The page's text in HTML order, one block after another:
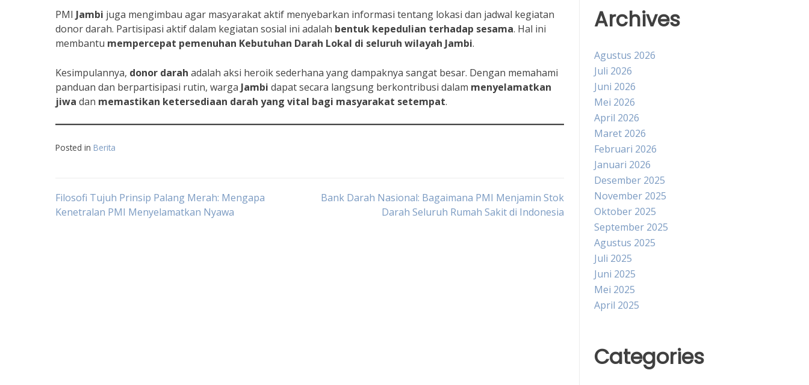
PMI Jambi juga mengimbau agar masyarakat aktif menyebarkan informasi tentang lokasi dan jadwal kegiatan
donor darah. Partisipasi aktif dalam kegiatan sosial ini adalah bentuk kepedulian terhadap sesama. Hal ini
membantu mempercepat pemenuhan Kebutuhan Darah Lokal di seluruh wilayah Jambi.
Kesimpulannya, donor darah adalah aksi heroik sederhana yang dampaknya sangat besar. Dengan memahami
panduan dan berpartisipasi rutin, warga Jambi dapat secara langsung berkontribusi dalam menyelamatkan
jiwa dan memastikan ketersediaan darah yang vital bagi masyarakat setempat.
Posted in Berita
Navigasi
Filosofi Tujuh Prinsip Palang Merah: Mengapa
Kenetralan PMI Menyelamatkan Nyawa
Bank Darah Nasional: Bagaimana PMI Menjamin Stok
Darah Seluruh Rumah Sakit di Indonesia
Archives
Agustus 2026
Juli 2026
Juni 2026
Mei 2026
April 2026
Maret 2026
Februari 2026
Januari 2026
Desember 2025
November 2025
Oktober 2025
September 2025
Agustus 2025
Juli 2025
Juni 2025
Mei 2025
April 2025
Categories